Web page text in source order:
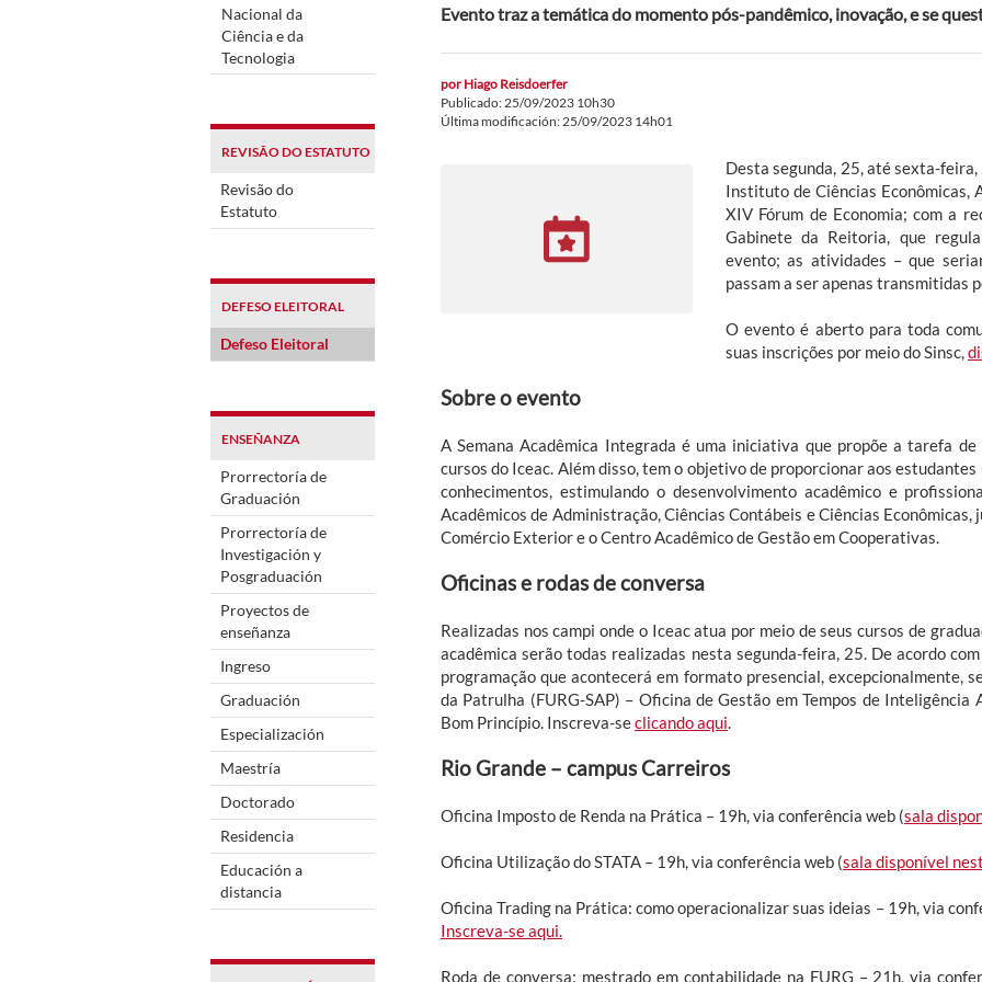
Nacional da
Ciência e da
Tecnologia
REVISÃO DO ESTATUTO
Revisão do
Estatuto
DEFESO ELEITORAL
Defeso Eleitoral
ENSEÑANZA
Prorrectoría de
Graduación
Prorrectoría de
Investigación y
Posgraduación
Proyectos de
enseñanza
Ingreso
Graduación
Especialización
Maestría
Doctorado
Residencia
Educación a
distancia
Evento traz a temática do momento pós-pandêmico, inovação, e se
por Hiago Reisdoerfer
Publicado: 25/09/2023 10h30
Última modificación: 25/09/2023 14h01
Desta segunda, 25, até sexta-
Instituto de Ciências Econômicas,
XIV Fórum de Economia; com a
Gabinete da Reitoria, que
evento; as atividades – que
passam a ser apenas transmitidas
O evento é aberto para toda
suas inscrições por meio do Sinsc,
Sobre o evento
A Semana Acadêmica Integrada é uma iniciativa que propõe a tarefa
cursos do Iceac. Além disso, tem o objetivo de proporcionar aos
conhecimentos, estimulando o desenvolvimento acadêmico e
Acadêmicos de Administração, Ciências Contábeis e Ciências
Comércio Exterior e o Centro Acadêmico de Gestão em Cooperativas.
Oficinas e rodas de conversa
Realizadas nos campi onde o Iceac atua por meio de seus cursos de
acadêmica serão todas realizadas nesta segunda-feira, 25. De acordo
programação que acontecerá em formato presencial, excepcionalmente,
da Patrulha (FURG-SAP) – Oficina de Gestão em Tempos de
Bom Princípio. Inscreva-seclicando aqui
Rio Grande – campus Carreiros
Oficina Imposto de Renda na Prática – 19h, via conferência web (sala
Oficina Utilização do STATA – 19h, via conferência web (sala disponível
Oficina Trading na Prática: como operacionalizar suas ideias – 19h, via
Inscreva-se aqui.
Roda de conversa: mestrado em contabilidade na FURG – 21h, via